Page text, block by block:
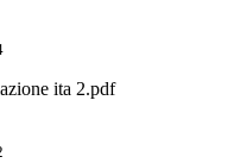
ita 2.pdf